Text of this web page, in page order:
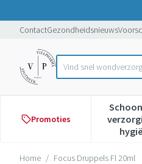
ContactGezondheidsnieuws
Product, merk,
Vind snel
Promoties
Home / Focus Druppels Fl 20ml